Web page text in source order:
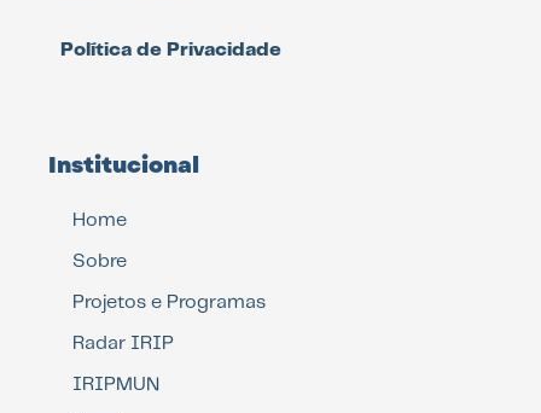
Política de Privacidade
Institucional
Home
Sobre
Projetos e Programas
Radar IRIP
IRIPMUN